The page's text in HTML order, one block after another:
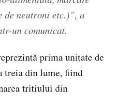
de neutroni etc.)”, a
un comunicat.
prima unitate de
treia din lume, fiind
tritiului din